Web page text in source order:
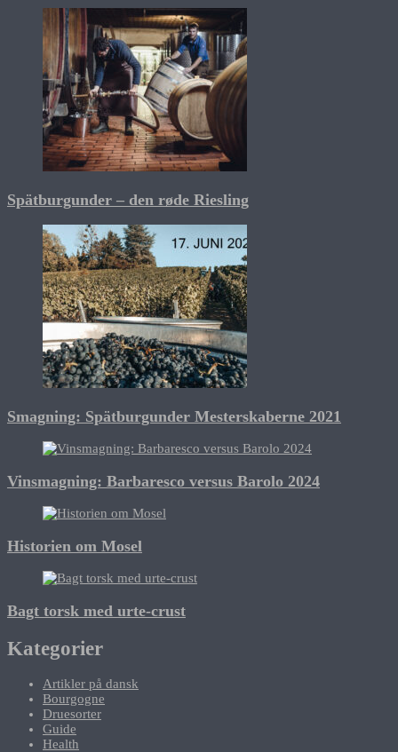
Spätburgunder – den røde Riesling
Smagning: Spätburgunder Mesterskaberne 2021
Vinsmagning: Barbaresco versus Barolo 2024
Historien om Mosel
Bagt torsk med urte-crust
Kategorier
Artikler på dansk
Bourgogne
Druesorter
Guide
Health